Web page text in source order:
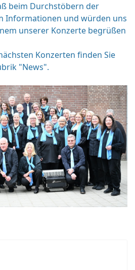
beim Durchstöbern der
Informationen und würden uns
unserer Konzerte begrüßen
Konzerten finden Sie
"News".